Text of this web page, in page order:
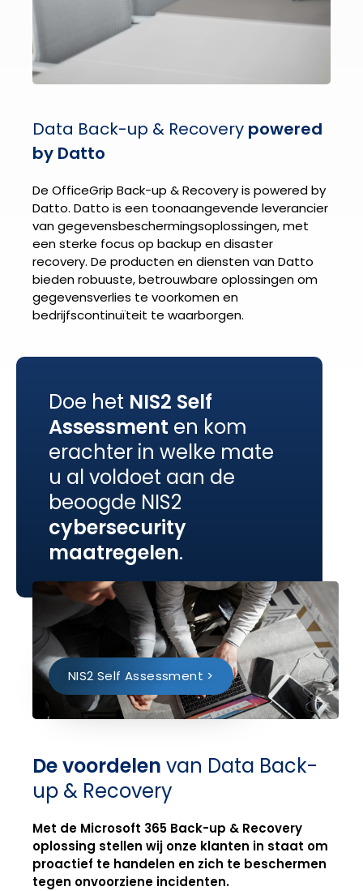
Data Back-up & Recovery powered
by Datto
De OfficeGrip Back-up & Recovery is powered by
Datto. Datto is een toonaangevende leverancier
van gegevensbeschermingsoplossingen, met
een sterke focus op backup en disaster
recovery. De producten en diensten van Datto
bieden robuuste, betrouwbare oplossingen om
gegevensverlies te voorkomen en
bedrijfscontinuïteit te waarborgen.
Doe het NIS2 Self
Assessment en kom
erachter in welke mate
u al voldoet aan de
beoogde NIS2
cybersecurity
maatregelen.
NIS2 Self Assessment >
De voordelen van Data Back-
up & Recovery
Met de Microsoft 365 Back-up & Recovery
oplossing stellen wij onze klanten in staat om
proactief te handelen en zich te beschermen
tegen onvoorziene incidenten.